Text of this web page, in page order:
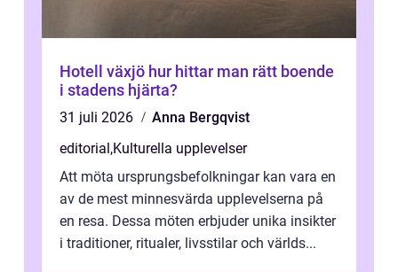
Hotell växjö hur hittar man rätt boende
i stadens hjärta?
31 juli 2026
Anna Bergqvist
editorial,Kulturella upplevelser
Att möta ursprungsbefolkningar kan vara en
av de mest minnesvärda upplevelserna på
en resa. Dessa möten erbjuder unika insikter
i traditioner, ritualer, livsstilar och världs...